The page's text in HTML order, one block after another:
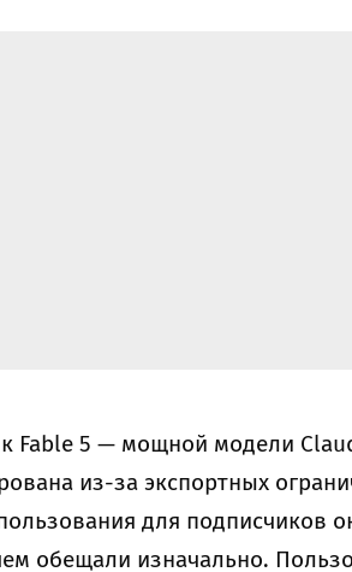
Fable 5 — мощной модели
из-за экспортных
для подписчиков
обещали изначально.